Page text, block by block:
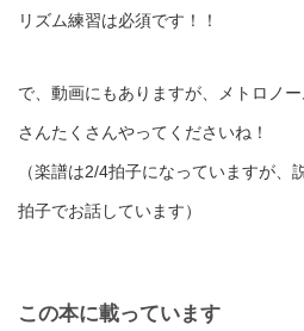
リズム練習は必須です！！
で、動画にもありますが、メトロノ
さんたくさんやってくださいね！
（楽譜は2/4拍子になっていますが
拍子でお話しています）
この本に載っています